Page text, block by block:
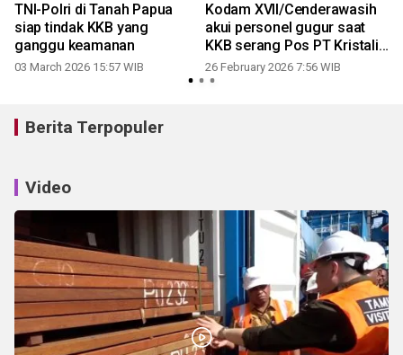
TNI-Polri di Tanah Papua
siap tindak KKB yang
ganggu keamanan
03 March 2026 15:57 WIB
Kodam XVII/Cenderawasih
akui personel gugur saat
KKB serang Pos PT Kristalin
Nabire
26 February 2026 7:56 WIB
Berita Terpopuler
Video